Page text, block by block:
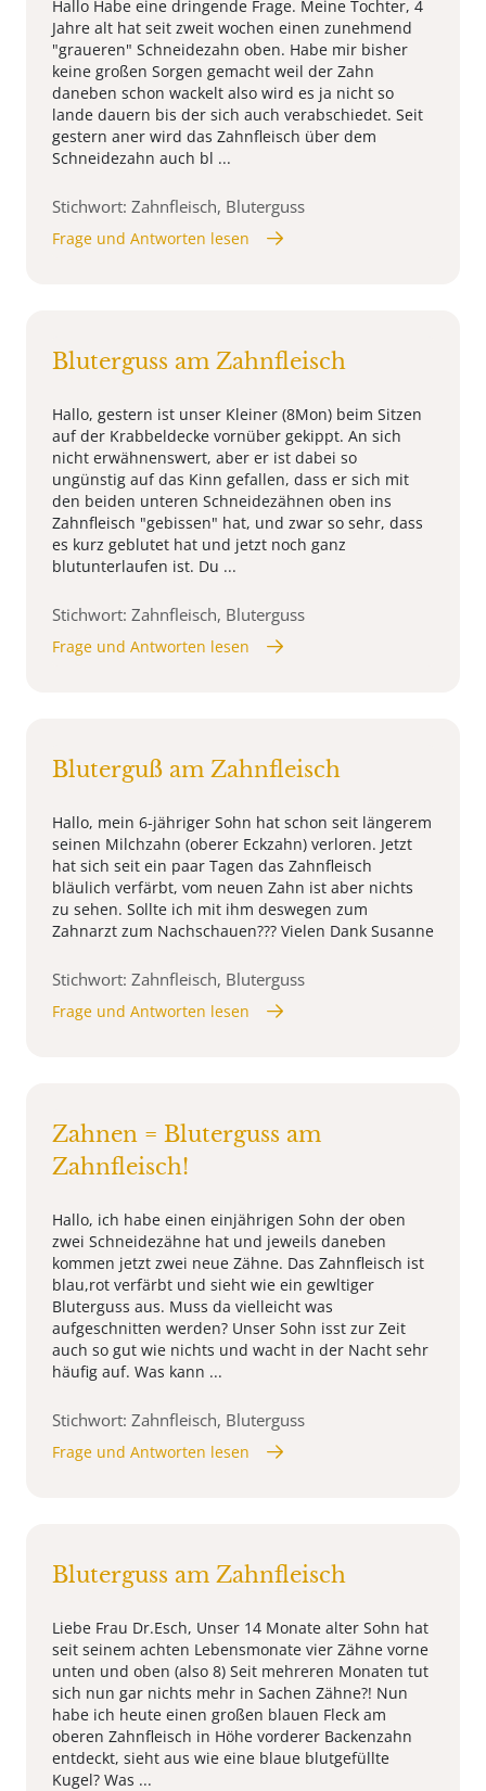
Hallo Habe eine dringende Frage. Meine Tochter, 4
Jahre alt hat seit zweit wochen einen zunehmend
"graueren" Schneidezahn oben. Habe mir bisher
keine großen Sorgen gemacht weil der Zahn
daneben schon wackelt also wird es ja nicht so
lande dauern bis der sich auch verabschiedet. Seit
gestern aner wird das Zahnfleisch über dem
Schneidezahn auch bl ...
Stichwort: Zahnfleisch, Bluterguss
Frage und Antworten lesen
Bluterguss am Zahnfleisch
Hallo, gestern ist unser Kleiner (8Mon) beim Sitzen
auf der Krabbeldecke vornüber gekippt. An sich
nicht erwähnenswert, aber er ist dabei so
ungünstig auf das Kinn gefallen, dass er sich mit
den beiden unteren Schneidezähnen oben ins
Zahnfleisch "gebissen" hat, und zwar so sehr, dass
es kurz geblutet hat und jetzt noch ganz
blutunterlaufen ist. Du ...
Stichwort: Zahnfleisch, Bluterguss
Frage und Antworten lesen
Bluterguß am Zahnfleisch
Hallo, mein 6-jähriger Sohn hat schon seit längerem
seinen Milchzahn (oberer Eckzahn) verloren. Jetzt
hat sich seit ein paar Tagen das Zahnfleisch
bläulich verfärbt, vom neuen Zahn ist aber nichts
zu sehen. Sollte ich mit ihm deswegen zum
Zahnarzt zum Nachschauen??? Vielen Dank Susanne
Stichwort: Zahnfleisch, Bluterguss
Frage und Antworten lesen
Zahnen = Bluterguss am
Zahnfleisch!
Hallo, ich habe einen einjährigen Sohn der oben
zwei Schneidezähne hat und jeweils daneben
kommen jetzt zwei neue Zähne. Das Zahnfleisch ist
blau,rot verfärbt und sieht wie ein gewltiger
Bluterguss aus. Muss da vielleicht was
aufgeschnitten werden? Unser Sohn isst zur Zeit
auch so gut wie nichts und wacht in der Nacht sehr
häufig auf. Was kann ...
Stichwort: Zahnfleisch, Bluterguss
Frage und Antworten lesen
Bluterguss am Zahnfleisch
Liebe Frau Dr.Esch, Unser 14 Monate alter Sohn hat
seit seinem achten Lebensmonate vier Zähne vorne
unten und oben (also 8) Seit mehreren Monaten tut
sich nun gar nichts mehr in Sachen Zähne?! Nun
habe ich heute einen großen blauen Fleck am
oberen Zahnfleisch in Höhe vorderer Backenzahn
entdeckt, sieht aus wie eine blaue blutgefüllte
Kugel? Was ...